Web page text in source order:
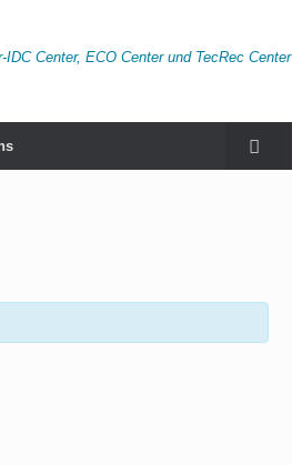
Center, ECO Center und TecRec Center